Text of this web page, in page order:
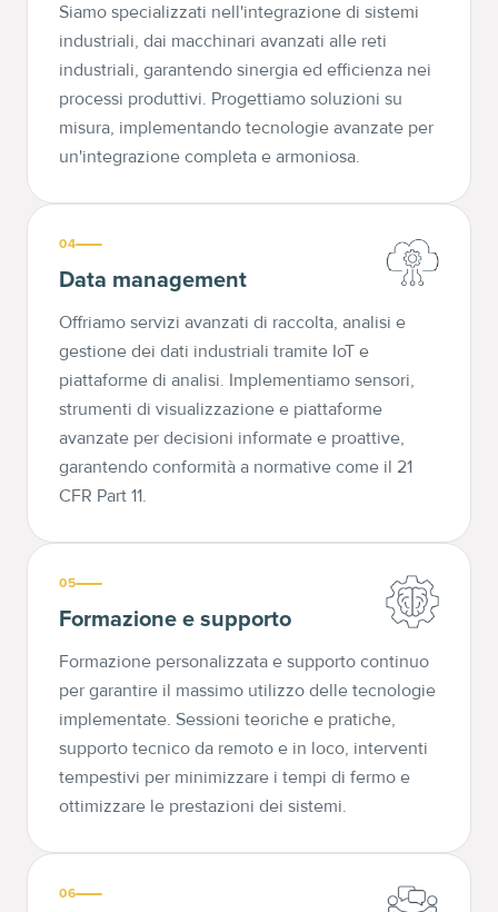
Siamo specializzati nell'integrazione di sistemi
industriali, dai macchinari avanzati alle reti
industriali, garantendo sinergia ed efficienza nei
processi produttivi. Progettiamo soluzioni su
misura, implementando tecnologie avanzate per
un'integrazione completa e armoniosa.
04
Data management
Offriamo servizi avanzati di raccolta, analisi e
gestione dei dati industriali tramite IoT e
piattaforme di analisi. Implementiamo sensori,
strumenti di visualizzazione e piattaforme
avanzate per decisioni informate e proattive,
garantendo conformità a normative come il 21
CFR Part 11.
05
Formazione e supporto
Formazione personalizzata e supporto continuo
per garantire il massimo utilizzo delle tecnologie
implementate. Sessioni teoriche e pratiche,
supporto tecnico da remoto e in loco, interventi
tempestivi per minimizzare i tempi di fermo e
ottimizzare le prestazioni dei sistemi.
06